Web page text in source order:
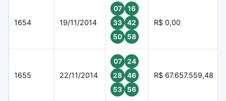
1654 19/11/2014
07
16
33
42
50
58
R$ 0,00
1655 22/11/2014
07
24
28
46
53
56
R$ 67.657.559,48